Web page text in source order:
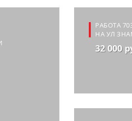
РАБОТА
НА УЛ
32 000